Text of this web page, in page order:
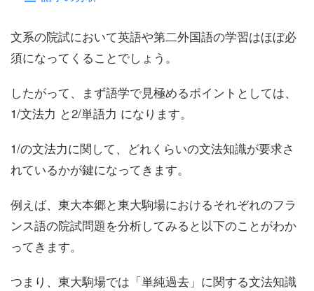
文系の院試において英語や第二外国語の学習はほぼ必
須になってくることでしょう。
したがって、まず語学で見極めるポイントとしては、
1/文法力 と2/単語力 になります。
1/の文法力に関して、どれくらいの文法知識が要求さ
れているかが鍵になってきます。
例えば、東大本郷と東大駒場におけるそれぞれのフラ
ンス語の院試問題を分析してみると以下のことがわか
ってきます。
つまり、東大駒場では「単純過去」に関する文法知識